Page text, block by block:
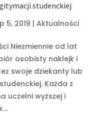
studenckiej
5, 2019 | Aktualności
Niezmiennie od lat
osobisty naklejk i
swoje dziekanty lub
Każda z
uczelni wyższej i